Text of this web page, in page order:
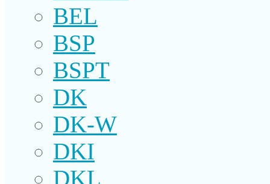
BEL
BSP
BSPT
DK
DK-W
DKI
DKL